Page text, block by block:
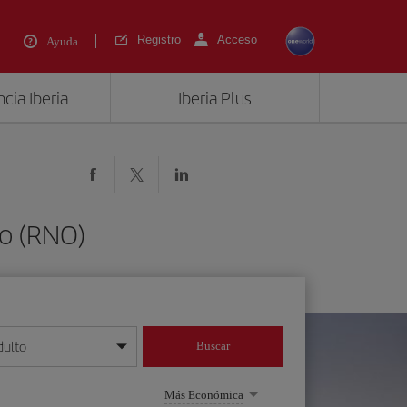
Ayuda Registro Acceso
Iberia Iberia Plus
(RNO)
mes/año
Buscar
Más Económica